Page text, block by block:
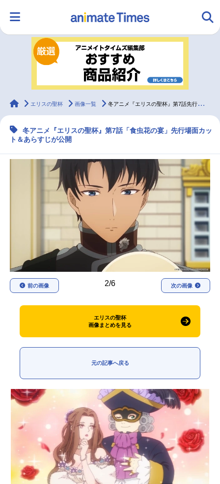
ランキング アニメ
ラジオ みんなの声
マンガ・ラノベ ゲーム・アプリ
配信・Vtuber トレンド 無料マンガ
声優記事一覧
実写化映画一覧
今期アニメ曜日別一覧
春アニメ
animateTimes
エリスの聖杯 画像一覧 冬アニメ『エリスの聖杯』第7話先行場面カット＆あらすじ公開
冬アニメ『エリスの聖杯』第7話「食虫花の宴」先行場面カッ
ト＆あらすじが公開
2/6
前の画像 次の画像
エリスの聖杯
画像まとめを見る
元の記事へ戻る